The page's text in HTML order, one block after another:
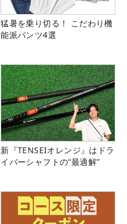
猛暑を乗り切る！ こだわり機
能派パンツ4選
新『TENSEIオレンジ』はドラ
イバーシャフトの“最適解”